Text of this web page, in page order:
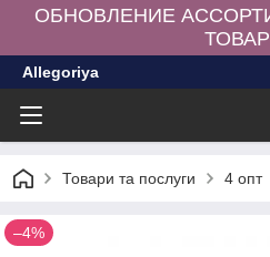
ОБНОВЛЕНИЕ
Allegoriya
Товари та послуги 4 опт
–4%